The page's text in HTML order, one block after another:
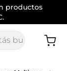
productos